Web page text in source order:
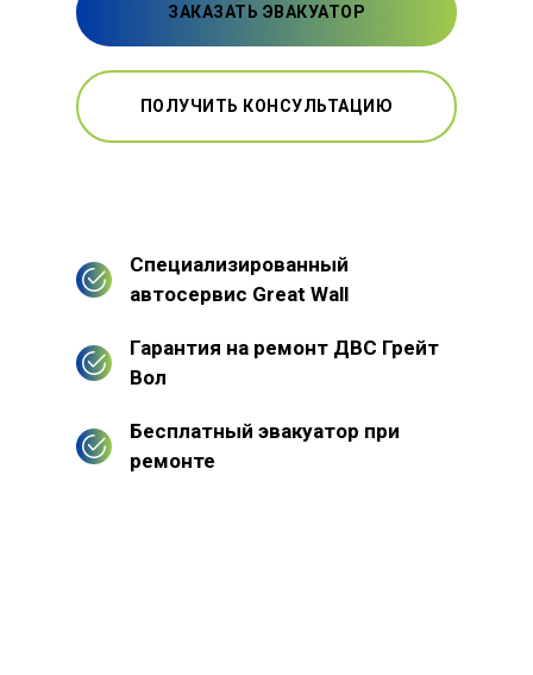
ЗАКАЗАТЬ ЭВАКУАТОР
ПОЛУЧИТЬ КОНСУЛЬТАЦИЮ
Специализированный
автосервис Great Wall
Гарантия на ремонт ДВС Грейт
Вол
Бесплатный эвакуатор при
ремонте